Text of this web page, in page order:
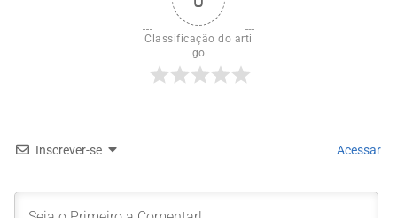
Classificação do arti
go
Inscrever-se Acessar